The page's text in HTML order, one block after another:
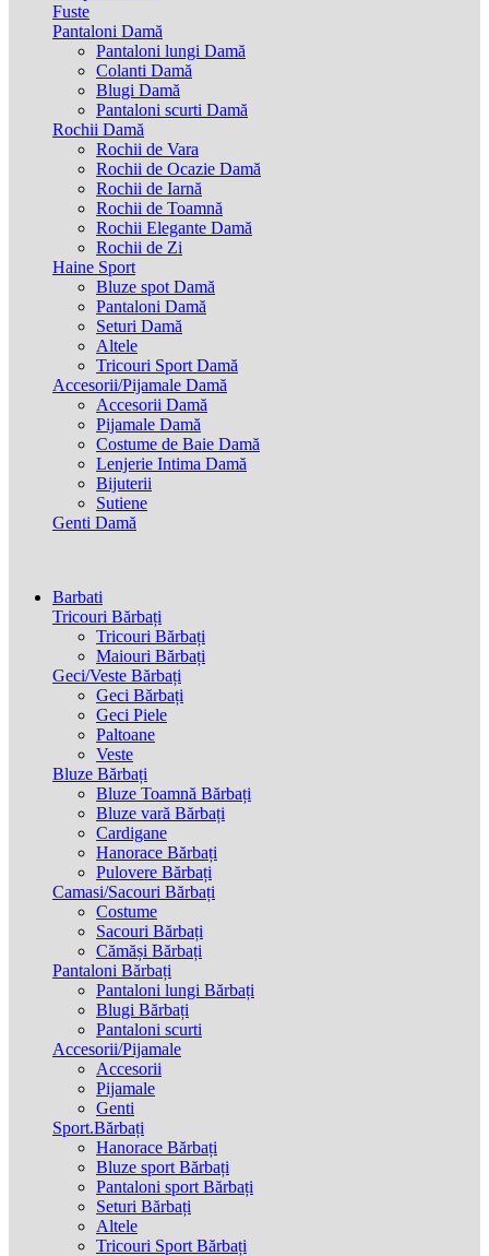
Fuste
Pantaloni Damă
Pantaloni lungi Damă
Colanti Damă
Blugi Damă
Pantaloni scurti Damă
Rochii Damă
Rochii de Vara
Rochii de Ocazie Damă
Rochii de Iarnă
Rochii de Toamnă
Rochii Elegante Damă
Rochii de Zi
Haine Sport
Bluze spot Damă
Pantaloni Damă
Seturi Damă
Altele
Tricouri Sport Damă
Accesorii/Pijamale Damă
Accesorii Damă
Pijamale Damă
Costume de Baie Damă
Lenjerie Intima Damă
Bijuterii
Sutiene
Genti Damă
Barbati
Tricouri Bărbați
Tricouri Bărbați
Maiouri Bărbați
Geci/Veste Bărbați
Geci Bărbați
Geci Piele
Paltoane
Veste
Bluze Bărbați
Bluze Toamnă Bărbați
Bluze vară Bărbați
Cardigane
Hanorace Bărbați
Pulovere Bărbați
Camasi/Sacouri Bărbați
Costume
Sacouri Bărbați
Cămăși Bărbați
Pantaloni Bărbați
Pantaloni lungi Bărbați
Blugi Bărbați
Pantaloni scurti
Accesorii/Pijamale
Accesorii
Pijamale
Genti
Sport.Bărbați
Hanorace Bărbați
Bluze sport Bărbați
Pantaloni sport Bărbați
Seturi Bărbați
Altele
Tricouri Sport Bărbați